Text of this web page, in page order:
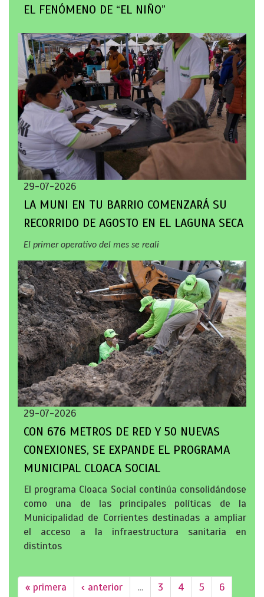
EL FENÓMENO DE “EL NIÑO”
29-07-2026
LA MUNI EN TU BARRIO COMENZARÁ SU
RECORRIDO DE AGOSTO EN EL LAGUNA SECA
El primer operativo del mes se reali
29-07-2026
CON 676 METROS DE RED Y 50 NUEVAS
CONEXIONES, SE EXPANDE EL PROGRAMA
MUNICIPAL CLOACA SOCIAL
El programa Cloaca Social continúa consolidándose
como una de las principales políticas de la
Municipalidad de Corrientes destinadas a ampliar
el acceso a la infraestructura sanitaria en
distintos
« primera ‹ anterior … 3 4 5 6